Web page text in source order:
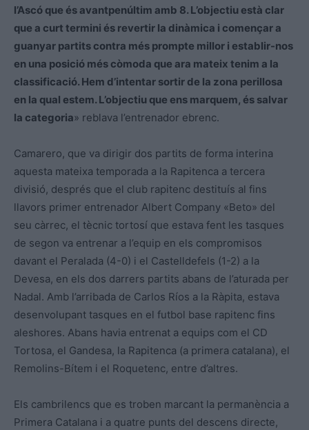
l’Ascó que és avantpenúltim amb 8. L’objectiu està clar
que a curt termini és revertir la dinàmica i començar a
guanyar partits contra més prompte millor i establir-nos
en una posició més còmoda que ara mateix tenim a la
classificació. Hem d’intentar sortir de la zona perillosa
en la qual estem. L’objectiu que ens marquem, és salvar
la categoria» reblava l’entrenador ebrenc.
Camarero, que va dirigir dos partits de forma interina
aquesta mateixa temporada a la Rapitenca a tercera
divisió, després que el club rapitenc destituís al fins
llavors primer entrenador Albert Company «Beto» del
seu càrrec, el tècnic tortosí que estava fent les tasques
de segon va entrenar a l’equip en els compromisos
davant el Peralada (4-0) i el Castelldefels (1-2) a la
Devesa, en els dos darrers partits abans de l’aturada per
Nadal. Amb l’arribada de Carlos Ríos a la Ràpita, estava
desenvolupant tasques en el futbol base rapitenc fins
aleshores. Abans havia entrenat a equips com el CD
Tortosa, el Gandesa, la Rapitenca (a primera catalana), el
Remolins-Bítem i el Roquetenc, entre d’altres.
Els cambrilencs que es troben marcant la permanència a
Primera Catalana i a quatre punts del descens directe,